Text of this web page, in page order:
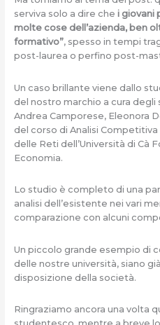
serviva solo a dire che i giovani
molte cose dell’azienda, ben
formativo”, spesso in tempi
post-laurea o perfino post-
Un caso brillante viene dallo
del nostro marchio a cura
Andrea Camporese, Eleonora
del corso di Analisi
delle Reti dell’Università di Cà
Economia.
Lo studio è completo di una
analisi dell’esistente nei vari
comparazione con alcuni
Un piccolo grande esempio di
delle nostre università, siano
disposizione della società.
Ringraziamo ancora una volta